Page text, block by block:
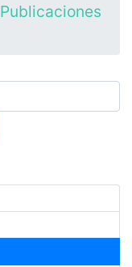
Publicaciones